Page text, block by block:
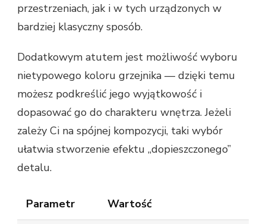
przestrzeniach, jak i w tych urządzonych w
bardziej klasyczny sposób.
Dodatkowym atutem jest możliwość wyboru
nietypowego koloru grzejnika — dzięki temu
możesz podkreślić jego wyjątkowość i
dopasować go do charakteru wnętrza. Jeżeli
zależy Ci na spójnej kompozycji, taki wybór
ułatwia stworzenie efektu „dopieszczonego”
detalu.
Parametr Wartość